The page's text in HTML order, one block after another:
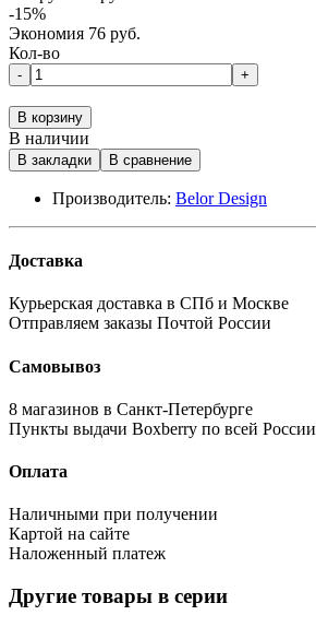
-15%
Экономия 76 руб.
Кол-во
- +
В корзину
В наличии
В закладки В сравнение
Производитель: Belor Design
Доставка
Курьерская доставка в СПб и Москве
Отправляем заказы Почтой России
Самовывоз
8 магазинов в Санкт-Петербурге
Пункты выдачи Boxberry по всей России
Оплата
Наличными при получении
Картой на сайте
Наложенный платеж
Другие товары в серии